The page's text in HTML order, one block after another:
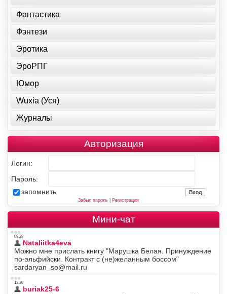
Фантастика
Фэнтези
Эротика
ЭроРПГ
Юмор
Wuxia (Уся)
Журналы
Авторизация
Логин:
Пароль:
запомнить
Забыл пароль| Регистрация
Мини-чат